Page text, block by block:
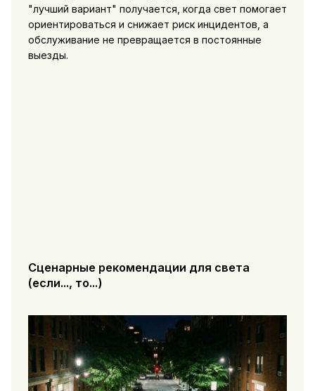
"лучший вариант" получается, когда свет помогает
ориентироваться и снижает риск инцидентов, а
обслуживание не превращается в постоянные
выезды.
Сценарные рекомендации для света
(если..., то...)